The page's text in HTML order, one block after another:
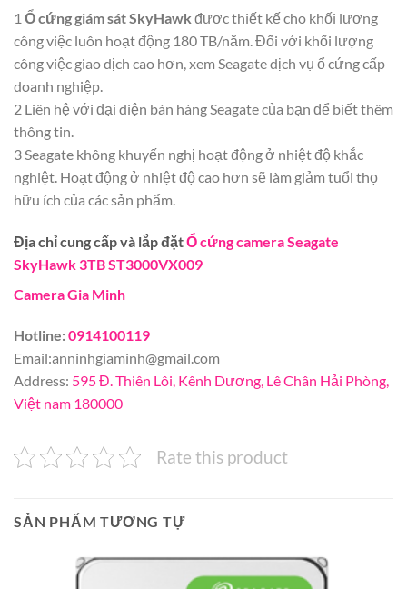
1 Ổ cứng giám sát SkyHawk được thiết kế cho khối lượng
công việc luôn hoạt động 180 TB/năm. Đối với khối lượng
công việc giao dịch cao hơn, xem Seagate dịch vụ ổ cứng cấp
doanh nghiệp.
2 Liên hệ với đại diện bán hàng Seagate của bạn để biết thêm
thông tin.
3 Seagate không khuyến nghị hoạt động ở nhiệt độ khắc
nghiệt. Hoạt động ở nhiệt độ cao hơn sẽ làm giảm tuổi thọ
hữu ích của các sản phẩm.
Địa chỉ cung cấp và lắp đặtỔ cứng camera Seagate
SkyHawk 3TB ST3000VX009
Camera Gia Minh
Hotline:0914100119
Email:anninhgiaminh@gmail.com
Address: 595 Đ. Thiên Lôi, Kênh Dương, Lê Chân Hải Phòng,
Việt nam 180000
Rate this product
SẢN PHẨM TƯƠNG TỰ